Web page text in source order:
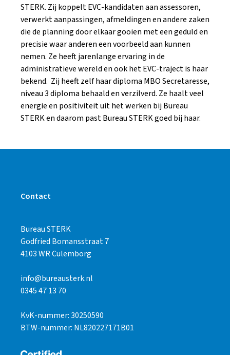
STERK. Zij koppelt EVC-kandidaten aan assessoren,
verwerkt aanpassingen, afmeldingen en andere zaken
die de planning door elkaar gooien met een geduld en
precisie waar anderen een voorbeeld aan kunnen
nemen. Ze heeft jarenlange ervaring in de
administratieve wereld en ook het EVC-traject is haar
bekend. Zij heeft zelf haar diploma MBO Secretaresse,
niveau 3 diploma behaald en verzilverd. Ze haalt veel
energie en positiviteit uit het werken bij Bureau
STERK en daarom past Bureau STERK goed bij haar.
Contact
Bureau STERK
Godfried Bomansstraat 7
4103 WR Culemborg
info@bureausterk.nl
0345 47 13 70
KvK-nummer: 30250590
BTW-nummer: NL820227171B01